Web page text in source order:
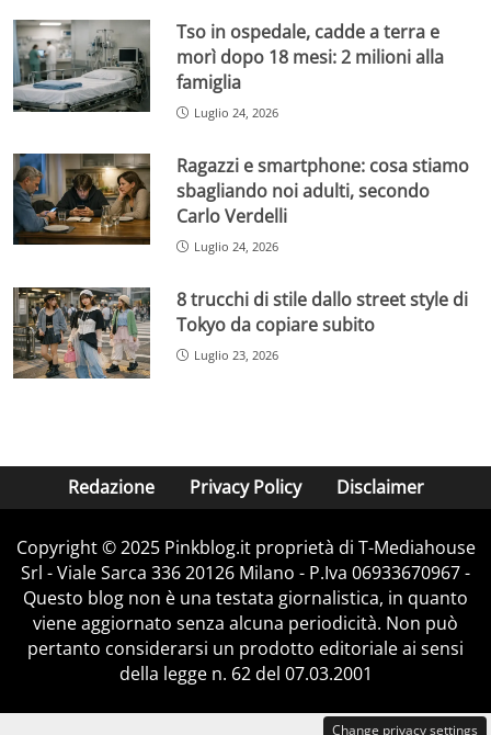
Tso in ospedale, cadde a terra e
morì dopo 18 mesi: 2 milioni alla
famiglia
Luglio 24, 2026
Ragazzi e smartphone: cosa stiamo
sbagliando noi adulti, secondo
Carlo Verdelli
Luglio 24, 2026
8 trucchi di stile dallo street style di
Tokyo da copiare subito
Luglio 23, 2026
Redazione Privacy Policy Disclaimer
Copyright © 2025 Pinkblog.it proprietà di T-Mediahouse
Srl - Viale Sarca 336 20126 Milano - P.Iva 06933670967 -
Questo blog non è una testata giornalistica, in quanto
viene aggiornato senza alcuna periodicità. Non può
pertanto considerarsi un prodotto editoriale ai sensi
della legge n. 62 del 07.03.2001
Change privacy settings